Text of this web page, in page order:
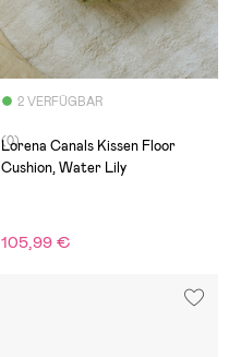
2 VERFÜGBAR
(0)
Lorena Canals Kissen Floor
Cushion, Water Lily
105,99 €